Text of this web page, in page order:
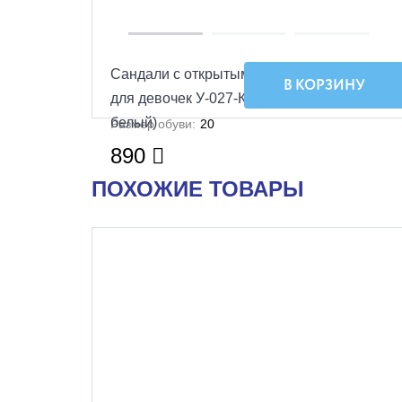
Сандали с открытым носком Малодетские
для девочек У-027-КП-45,021,9 (сирень/
белый)
Размер обуви: 20
890
В КОРЗИНУ
ПОХОЖИЕ ТОВАРЫ